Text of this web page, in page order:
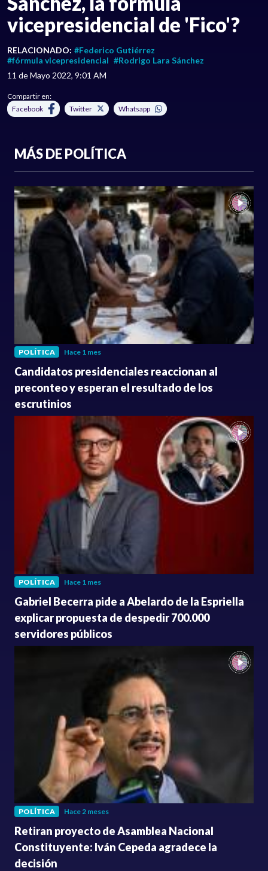
vicepresidencial de 'Fico'?
RELACIONADO: #Federico Gutiérrez
#fórmula vicepresidencial #Rodrigo Lara Sánchez
11 de Mayo 2022, 9:01 AM
Compartir en:
Facebook
Twitter Whatsapp
MÁS DE POLÍTICA
POLÍTICA Hace 1 mes
Candidatos presidenciales reaccionan al
preconteo y esperan el resultado de los
escrutinios
POLÍTICA Hace 1 mes
Gabriel Becerra pide a Abelardo de la Espriella
explicar propuesta de despedir 700.000
servidores públicos
POLÍTICA Hace 2 meses
Retiran proyecto de Asamblea Nacional
Constituyente: Iván Cepeda agradece la
decisión